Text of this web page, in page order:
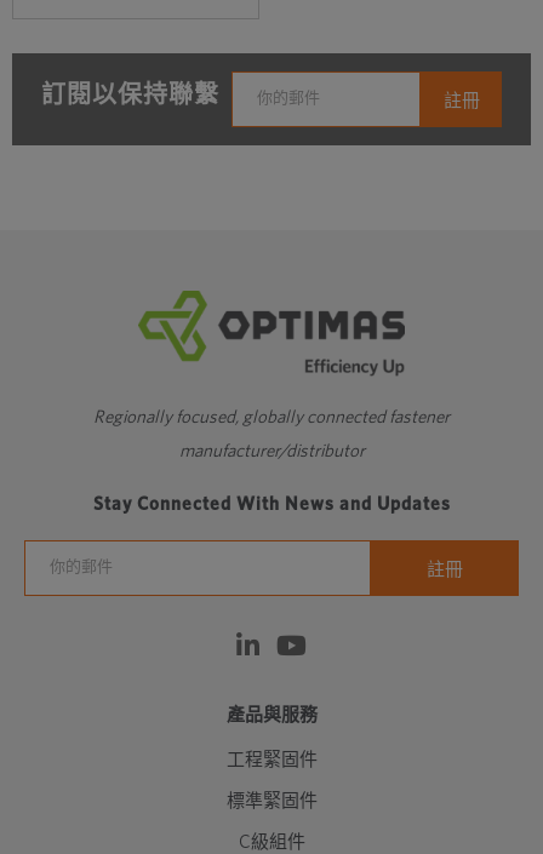
訂閱以保持聯繫
Regionally focused, globally connected fastener
manufacturer/distributor
Stay Connected With News and Updates
產品與服務
工程緊固件
標準緊固件
C級組件